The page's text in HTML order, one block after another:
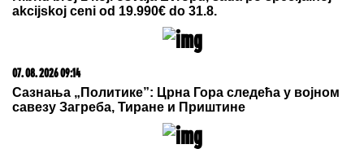
23. 07. 2026 12:47
Letnje večeri u gradu više nisu rezervisane za vikend:
Zašto sve više ljudi bira večeru koja se spontano
pretvori u druženje